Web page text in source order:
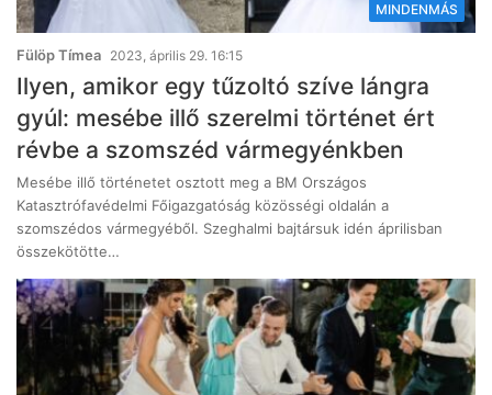
MINDENMÁS
Fülöp Tímea 2023, április 29. 16:15
Ilyen, amikor egy tűzoltó szíve lángra
gyúl: mesébe illő szerelmi történet ért
révbe a szomszéd vármegyénkben
Mesébe illő történetet osztott meg a BM Országos
Katasztrófavédelmi Főigazgatóság közösségi oldalán a
szomszédos vármegyéből. Szeghalmi bajtársuk idén áprilisban
összekötötte…